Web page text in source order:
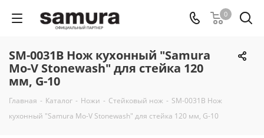
0
SM-0031B Нож кухонный "Samura
Mo-V Stonewash" для стейка 120
мм, G-10
Главная - Каталог - Ножи - Стейковый нож - SM-0031B Нож
кухонный "Samura Mo-V Stonewash" для стейка 120 мм, G-10